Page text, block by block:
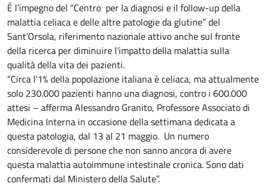
É l’impegno del “Centro per la diagnosi e il follow-up della
malattia celiaca e delle altre patologie da glutine” del
Sant’Orsola, riferimento nazionale attivo anche sul fronte
della ricerca per diminuire l’impatto della malattia sulla
qualità della vita dei pazienti.
“Circa l’1% della popolazione italiana è celiaca, ma attualmente
solo 230.000 pazienti hanno una diagnosi, contro i 600.000
attesi – afferma Alessandro Granito, Professore Associato di
Medicina Interna in occasione della settimana dedicata a
questa patologia, dal 13 al 21 maggio. Un numero
considerevole di persone che non sanno ancora di avere
questa malattia autoimmune intestinale cronica. Sono dati
confermati dal Ministero della Salute”.